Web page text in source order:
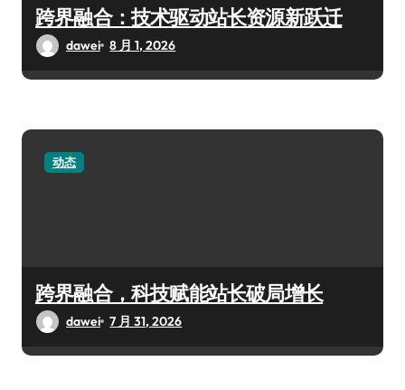
跨界融合：技术驱动站长资源新跃迁
dawei 8 月 1, 2026
动态
跨界融合，科技赋能站长破局增长
dawei 7 月 31, 2026